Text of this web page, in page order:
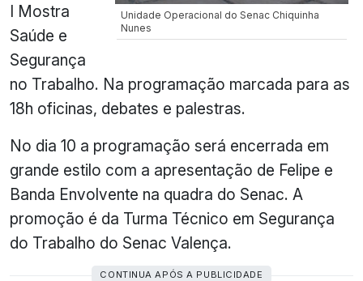
Unidade Operacional do Senac Chiquinha
Nunes
I Mostra
Saúde e
Segurança
no Trabalho. Na programação marcada para as
18h oficinas, debates e palestras.
No dia 10 a programação será encerrada em
grande estilo com a apresentação de Felipe e
Banda Envolvente na quadra do Senac. A
promoção é da Turma Técnico em Segurança
do Trabalho do Senac Valença.
CONTINUA APÓS A PUBLICIDADE